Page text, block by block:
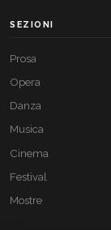
SEZIONI
Prosa
Opera
Danza
Musica
Cinema
Festival
Mostre